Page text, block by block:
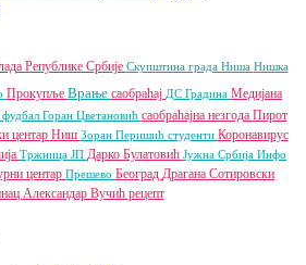
Републике Србије Скупштина града Ниша Нишка
Прокупље Врање саобраћај ДС Градина Медијана
фудбал Горан Цветановић саобраћајна незгода Пирот
центар Ниш Зоран Перишић студенти Коронавирус
Тржница ЈП Дарко Булатовић Јужна Србија Инфо
центар Прешево Београд Драгана Сотировски
Александар Вучић рецепт